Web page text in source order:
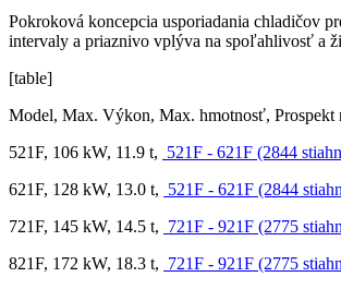
Pokroková koncepcia usporiadania chladičov
intervaly a priaznivo vplýva na spoľahlivosť a
[table]
Model, Max. Výkon, Max. hmotnosť, Prospekt
521F, 106 kW, 11.9 t, 521F - 621F (2844
621F, 128 kW, 13.0 t, 521F - 621F (2844
721F, 145 kW, 14.5 t, 721F - 921F (2775
821F, 172 kW, 18.3 t, 721F - 921F (2775